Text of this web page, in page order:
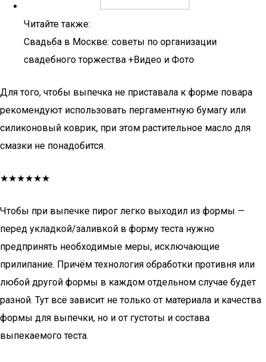
Читайте также:
Свадьба в Москве: советы по организации
свадебного торжества +Видео и Фото
Для того, чтобы выпечка не приставала к форме повара
рекомендуют использовать пергаментную бумагу или
силиконовый коврик, при этом растительное масло для
смазки не понадобится.
★★★★★★
Чтобы при выпечке пирог легко выходил из формы —
перед укладкой/заливкой в форму теста нужно
предпринять необходимые меры, исключающие
прилипание. Причём технология обработки противня или
любой другой формы в каждом отдельном случае будет
разной. Тут всё зависит не только от материала и качества
формы для выпечки, но и от густоты и состава
выпекаемого теста.